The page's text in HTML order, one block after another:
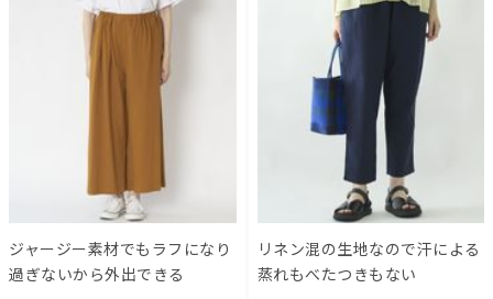
ジャージー素材でもラフになり
過ぎないから外出できる
リネン混の生地なので汗による
蒸れもべたつきもない